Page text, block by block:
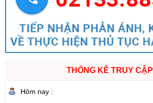
THỐNG KÊ TRUY CẬP
Hôm nay :